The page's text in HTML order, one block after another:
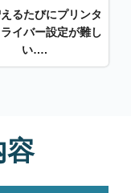
るたびにプリンタ
ライバー設定が難し
い….
容